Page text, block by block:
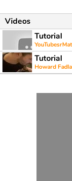
Videos
Tutorial
Tutorial
Howard